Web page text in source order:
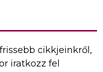
cikkjeinkről,
iratkozz fel